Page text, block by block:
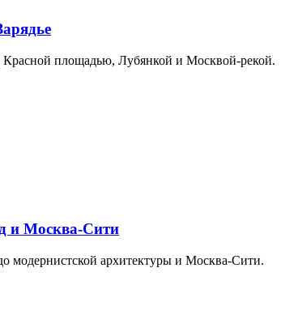
площадью, Лубянкой и Москвой-рекой.
и Москва-Сити
модернистской архитектуры и Москва-Сити.